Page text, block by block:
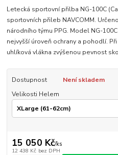
Letecká sportovní přilba NG-100C
sportovních přileb NAVCOMM.
národního týmu PPG. Model NG-
nejvyšší úroveň ochrany a pohodlí.
uhlíková vlákna zvýšenou pevnost
Dostupnost
Není skladem
Velikosti Helem
15 050 Kč/ks
12 438 Kč bez DPH